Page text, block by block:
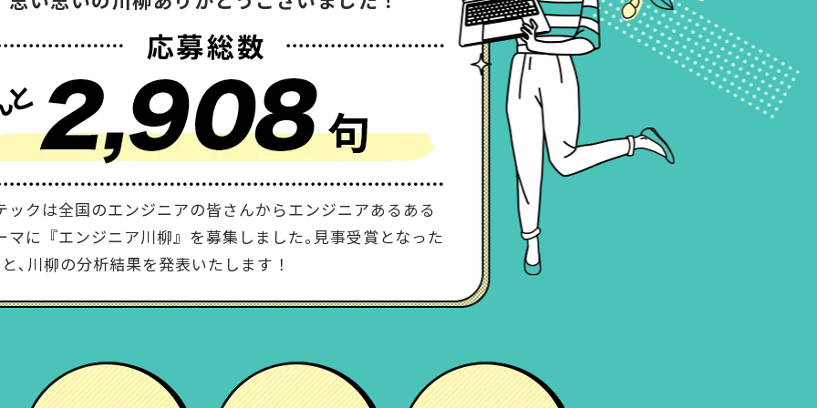
ックは全国のエンジニアの皆さんからエンジニアあるある
マに『エンジニア川柳』を募集しました｡見事受賞となった
､川柳の分析結果を発表いたします！